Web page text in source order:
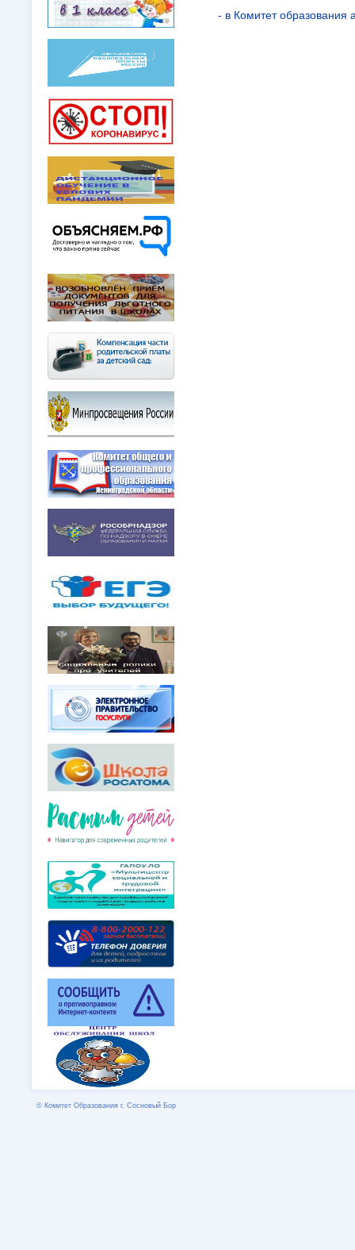
- в Комитет образования
© Комитет Образования г. Сосновый Бор